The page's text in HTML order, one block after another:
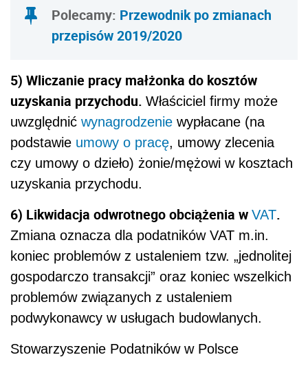
Polecamy: Przewodnik po zmianach
przepisów 2019/2020
5) Wliczanie pracy małżonka do kosztów
uzyskania przychodu. Właściciel firmy może
uwzględnić wynagrodzenie wypłacane (na
podstawie umowy o pracę, umowy zlecenia
czy umowy o dzieło) żonie/mężowi w kosztach
uzyskania przychodu.
6) Likwidacja odwrotnego obciążenia w VAT.
Zmiana oznacza dla podatników VAT m.in.
koniec problemów z ustaleniem tzw. „jednolitej
gospodarczo transakcji” oraz koniec wszelkich
problemów związanych z ustaleniem
podwykonawcy w usługach budowlanych.
Stowarzyszenie Podatników w Polsce